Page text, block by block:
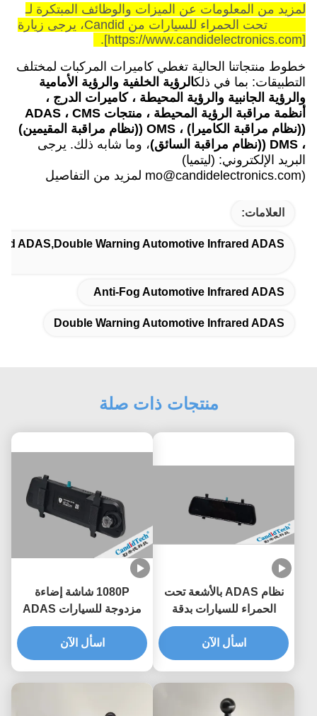
لمزيد من المعلومات عن الميزات والوظائف المبتكرة لـ
ADAS تحت الحمراء للسيارات من Candid، يرجى زيارة
[
https://www.candidelectronics.com
].
خطوط منتجاتنا الحالية تغطي كاميرات المركبات لمختلف
التطبيقات: بما في ذلكالرؤية الخلفية والرؤية الأمامية
والرؤية الجانبية والرؤية المحيطة ، كاميرات الدرج ،
أنظمة مراقبة الرؤية المحيطة ، منتجات ADAS ، CMS
((نظام مراقبة الكاميرا) ، OMS ((نظام مراقبة المقيمين)
، DMS ((نظام مراقبة السائق)
، وما شابه ذلك. يرجى
البريد الإلكتروني: (ليتميا)
(mo@candidelectronics.com
لمزيد من التفاصيل
العلامات:
ADAS,Double Warning Automotive Infrared ADAS
Anti-Fog Automotive Infrared ADAS
Double Warning Automotive Infrared ADAS
منتجات ذات صلة
نظام ADAS بالأشعة تحت
الحمراء للسيارات بدقة
التعرف على الذكاء
الاصطناعي 96%، ومسافة
كشف 350 مترًا، وكشف في
اسأل الآن
1080P شاشة إضاءة
مزدوجة للسيارات ADAS
تحت الحمراء مع وظيفة
مكافحة الانعكاس
اسأل الآن